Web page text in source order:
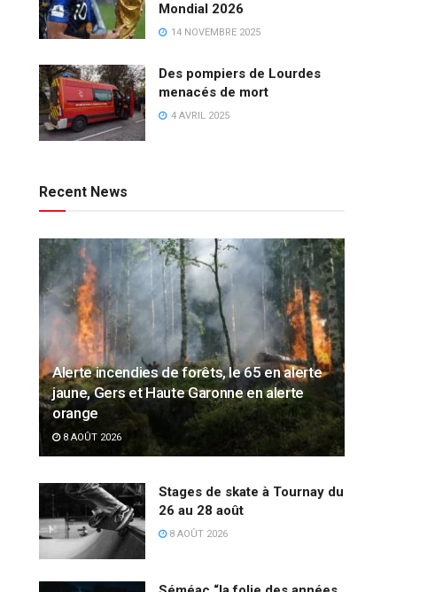
Mondial 2026
14 NOVEMBRE 2025
Des pompiers de Lourdes
menacés de mort
4 AVRIL 2025
Recent News
Alerte incendies de forêts, le 65 en alerte
jaune, Gers et Haute Garonne en alerte
orange
8 AOÛT 2026
Stages de skate à Tournay du
26 au 28 août
8 AOÛT 2026